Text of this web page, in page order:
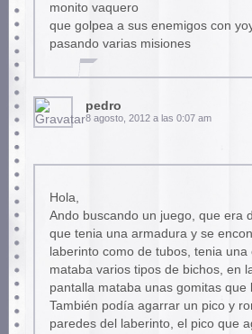
monito vaquero
que golpea a sus enemigos con
pasando varias misiones
pedro
8 agosto, 2012 a las 0:07 am
Hola,
Ando buscando un juego, que era
que tenia una armadura y se
laberinto como de tubos, tenia una
mataba varios tipos de bichos, en
pantalla mataba unas gomitas que
También podía agarrar un pico y
paredes del laberinto, el pico que